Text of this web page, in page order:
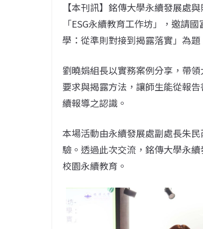
【本刊訊】銘傳大學永續發展處
「ESG永續教育工作坊」，邀請
學：從準則對接到揭露落實」為
劉曉娟組長以實務案例分享，帶
要求與揭露方法，讓師生能從報
續報導之認識。
本場活動由永續發展處副處長朱
驗。透過此次交流，銘傳大學永
校園永續教育。